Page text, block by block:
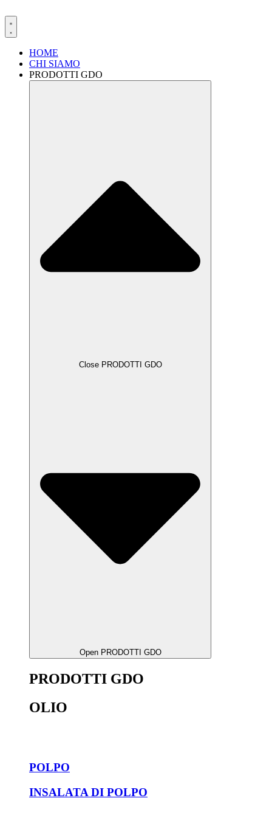
HOME
CHI SIAMO
PRODOTTI GDO
Close PRODOTTI GDO
Open PRODOTTI GDO
PRODOTTI GDO
OLIO
POLPO
INSALATA DI POLPO